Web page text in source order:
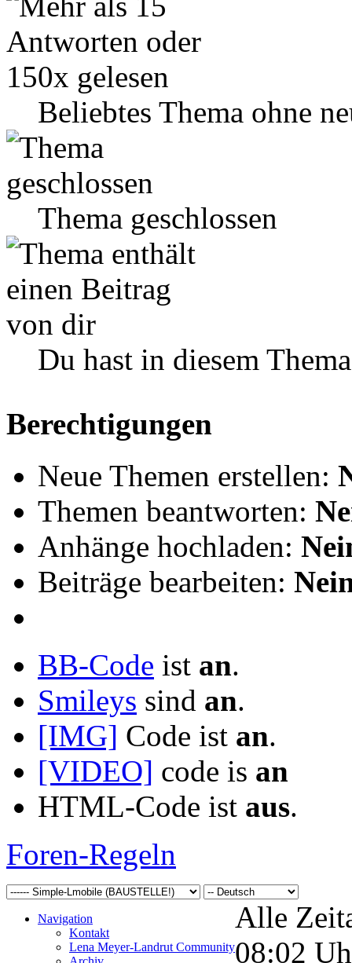
Beliebtes Thema ohne
Thema geschlossen
Du hast in diesem
Berechtigungen
Neue Themen erstellen:
Themen beantworten:
Anhänge hochladen:
Beiträge bearbeiten:
BB-Code ist an.
Smileys sind an.
[IMG] Code ist an.
[VIDEO] code is an
HTML-Code ist aus.
Foren-Regeln
Navigation
Kontakt
Lena Meyer-Landrut Community
Alle
08:02